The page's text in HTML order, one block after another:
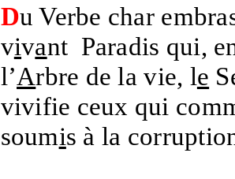
Du Verbe char
vivant Paradis qui,
l’Arbre de la vie, le
vivifie ceux qui
soumis à la